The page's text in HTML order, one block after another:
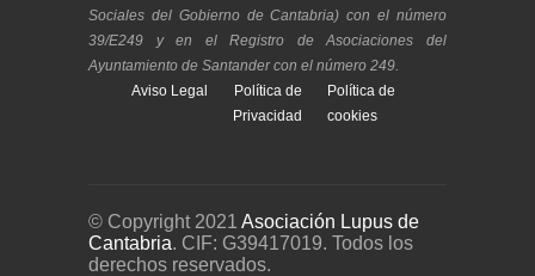
Sociales del Gobierno de Cantabria) con el número
39/E249 y en el Registro de Asociaciones del
Ayuntamiento de Santander con el número 249.
Aviso Legal
Política de
Privacidad
Política de
cookies
© Copyright 2021 Asociación Lupus de
Cantabria. CIF: G39417019. Todos los
derechos reservados.